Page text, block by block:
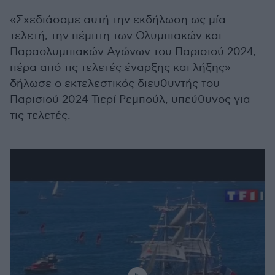
«Σχεδιάσαμε αυτή την εκδήλωση ως μία
τελετή, την πέμπτη των Ολυμπιακών και
Παραολυμπιακών Αγώνων του Παρισιού 2024,
πέρα από τις τελετές έναρξης και λήξης»
δήλωσε ο εκτελεστικός διευθυντής του
Παρισιού 2024 Τιερί Ρεμπούλ, υπεύθυνος για
τις τελετές.